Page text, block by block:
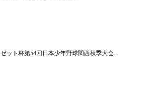
ゼット杯第54回日本少年野球関西秋季大会...